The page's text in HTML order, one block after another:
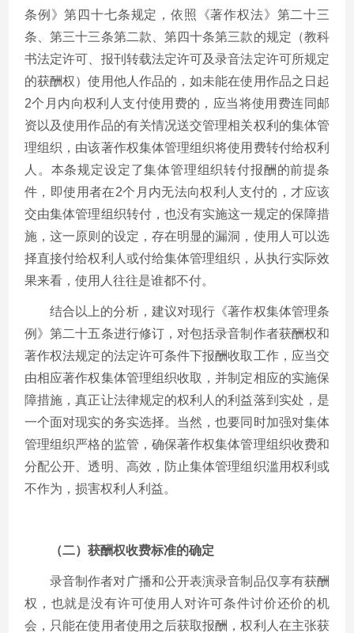
条例》第四十七条规定，依照《著作权法》第二十三
条、第三十三条第二款、第四十条第三款的规定（教科
书法定许可、报刊转载法定许可及录音法定许可所规定
的获酬权）使用他人作品的，如未能在使用作品之日起
2个月内向权利人支付使用费的，应当将使用费连同邮
资以及使用作品的有关情况送交管理相关权利的集体管
理组织，由该著作权集体管理组织将使用费转付给权利
人。本条规定设定了集体管理组织转付报酬的前提条
件，即使用者在2个月内无法向权利人支付的，才应该
交由集体管理组织转付，也没有实施这一规定的保障措
施，这一原则的设定，存在明显的漏洞，使用人可以选
择直接付给权利人或付给集体管理组织，从执行实际效
果来看，使用人往往是谁都不付。
结合以上的分析，建议对现行《著作权集体管理条
例》第二十五条进行修订，对包括录音制作者获酬权和
著作权法规定的法定许可条件下报酬收取工作，应当交
由相应著作权集体管理组织收取，并制定相应的实施保
障措施，真正让法律规定的权利人的利益落到实处，是
一个面对现实的务实选择。当然，也要同时加强对集体
管理组织严格的监管，确保著作权集体管理组织收费和
分配公开、透明、高效，防止集体管理组织滥用权利或
不作为，损害权利人利益。
（二）获酬权收费标准的确定
录音制作者对广播和公开表演录音制品仅享有获酬
权，也就是没有许可使用人对许可条件讨价还价的机
会，只能在使用者使用之后获取报酬，权利人在主张获